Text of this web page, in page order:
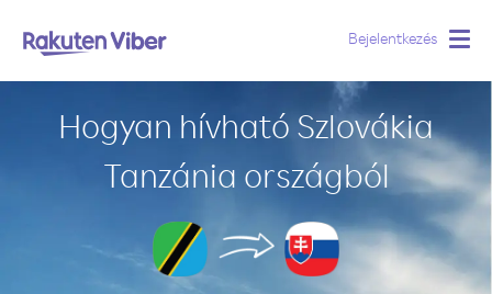
Bejelentkezés
Hogyan hívható Szlovákia
Tanzánia országból